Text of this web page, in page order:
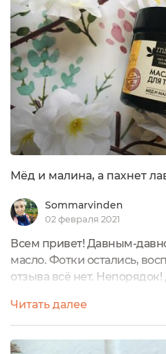
Мёд и малина, а пахнет
Sommarvinden
02 февраля 2021
Всем привет! Давным-
масло. Фотки остались,
отзыва всё нет.
неслучайно. Попробовать
сподвигла меня скидка на
сторону масла я
Читать далее